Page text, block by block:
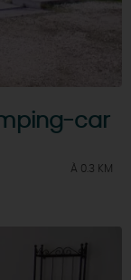
car
À 0.3 KM